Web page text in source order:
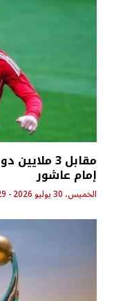
مقابل 3
إمام عاشور
الخميس، 30 يوليو 2026 - 2:29 م